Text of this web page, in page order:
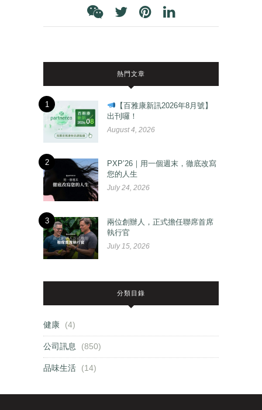
熱門文章
1
【百雅康新訊2026年8月號】
出刊囉！
August 4, 2026
2
PXP’26｜用一個週末，徹底改寫
您的人生
July 24, 2026
3
兩位創辦人，正式擔任聯席首席
執行官
July 15, 2026
分類目錄
健康 (4)
公司訊息 (850)
品味生活 (14)